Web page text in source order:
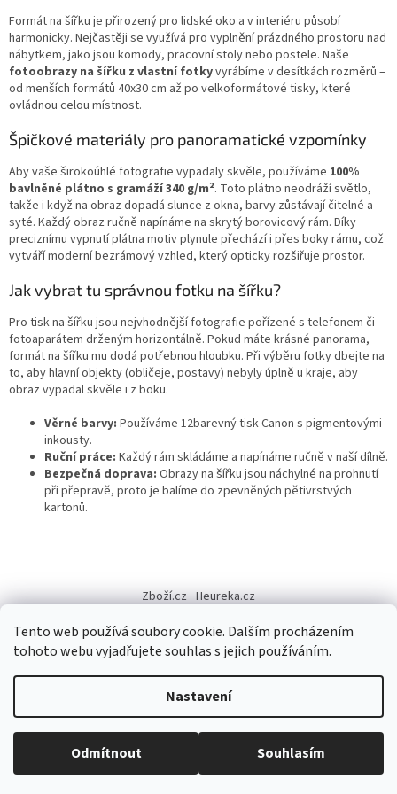
Tento web používá soubory cookie. Dalším procházením
tohoto webu vyjadřujete souhlas s jejich používáním.
Nastavení
Odmítnout Souhlasím
a
c
í
p
r
y
v
ý
p
i
s
u
Formát na šířku je přirozený pro lidské oko a v interiéru působí
harmonicky. Nejčastěji se využívá pro vyplnění prázdného prostoru nad
nábytkem, jako jsou komody, pracovní stoly nebo postele. Naše
fotoobrazy na šířku z vlastní fotkyvyrábíme v desítkách rozměrů –
od menších formátů 40x30 cm až po velkoformátové tisky, které
ovládnou celou místnost.
Špičkové materiály pro panoramatické vzpomínky
Aby vaše širokoúhlé fotografie vypadaly skvěle, používáme 100%
bavlněné plátno s gramáží 340 g/m². Toto plátno neodráží světlo,
takže i když na obraz dopadá slunce z okna, barvy zůstávají čitelné a
syté. Každý obraz ručně napínáme na skrytý borovicový rám. Díky
preciznímu vypnutí plátna motiv plynule přechází i přes boky rámu, což
vytváří moderní bezrámový vzhled, který opticky rozšiřuje prostor.
Jak vybrat tu správnou fotku na šířku?
Pro tisk na šířku jsou nejvhodnější fotografie pořízené s telefonem či
fotoaparátem drženým horizontálně. Pokud máte krásné panorama,
formát na šířku mu dodá potřebnou hloubku. Při výběru fotky dbejte na
to, aby hlavní objekty (obličeje, postavy) nebyly úplně u kraje, aby
obraz vypadal skvěle i z boku.
Věrné barvy: Používáme 12barevný tisk Canon s pigmentovými
inkousty.
Ruční práce: Každý rám skládáme a napínáme ručně v naší dílně.
Bezpečná doprava: Obrazy na šířku jsou náchylné na prohnutí
při přepravě, proto je balíme do zpevněných pětivrstvých
kartonů.
p
Zboží.cz Heureka.cz
Copyright 2026NaPlatne.cz. Všechna práva vyhrazena.Upravit